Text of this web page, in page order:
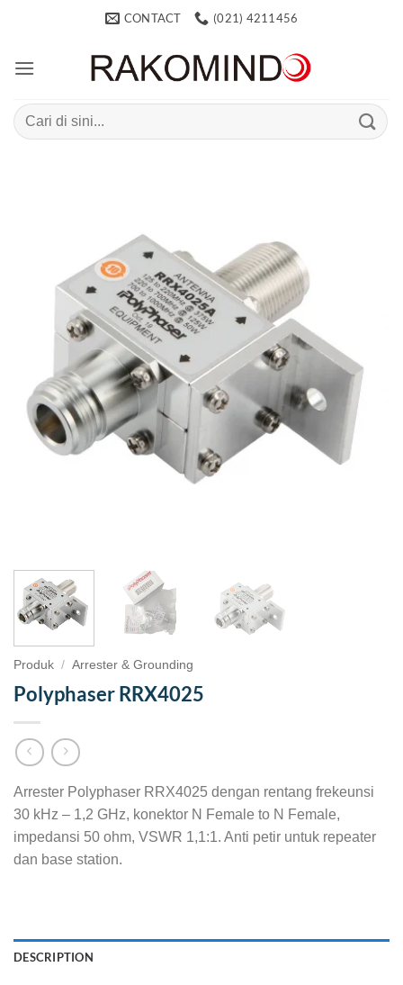
CONTACT (021) 4211456
Search
for:
Produk / Arrester & Grounding
Polyphaser RRX4025
Arrester Polyphaser RRX4025 dengan rentang frekeunsi
30 kHz – 1,2 GHz, konektor N Female to N Female,
impedansi 50 ohm, VSWR 1,1:1. Anti petir untuk repeater
dan base station.
DESCRIPTION